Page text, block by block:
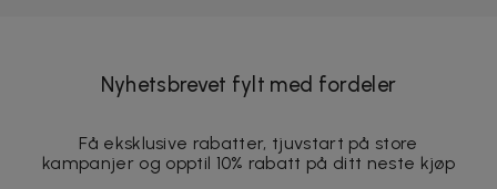
Nyhetsbrevet fylt med fordeler
Få eksklusive rabatter, tjuvstart på store
kampanjer og opptil 10% rabatt på ditt neste kjøp